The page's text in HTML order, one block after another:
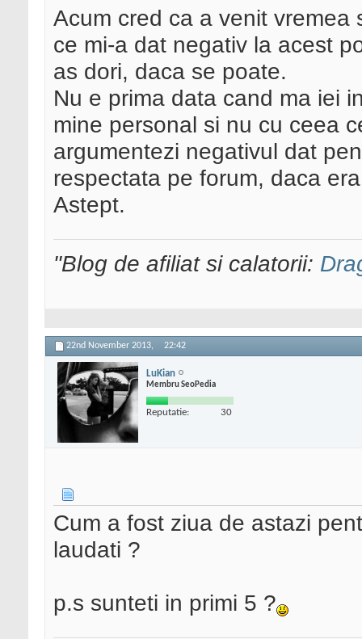
Acum cred ca a venit vremea
ce mi-a dat negativ la acest
as dori, daca se poate.
Nu e prima data cand ma iei
mine personal si nu cu ceea
argumentezi negativul dat
respectata pe forum, daca
Astept.
"Blog de afiliat si calatorii:
22nd November 2013, 22:42
LuKian
Membru SeoPedia
Reputatie: 30
Cum a fost ziua de astazi
laudati ?
p.s sunteti in primi 5 ?